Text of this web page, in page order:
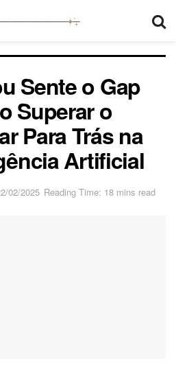
Sente o Gap
Superar o
Para Trás na
Artificial
02/2025 Reading Time: 18 mins read